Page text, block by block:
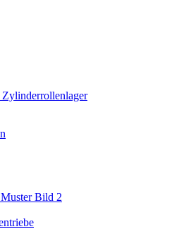
Zylinderrollenlager